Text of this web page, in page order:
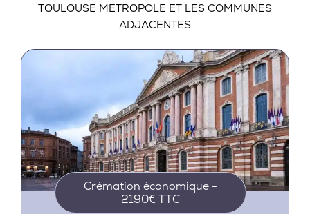
TOULOUSE METROPOLE ET LES COMMUNES
ADJACENTES
Crémation économique -
2190€ TTC